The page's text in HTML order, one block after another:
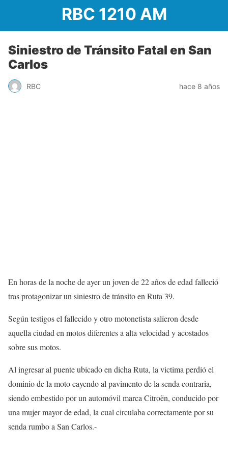
RBC 1210 AM
Siniestro de Tránsito Fatal en San
Carlos
RBC hace 8 años
En horas de la noche de ayer un joven de 22 años de edad falleció
tras protagonizar un siniestro de tránsito en Ruta 39.
Según testigos el fallecido y otro motonetista salieron desde
aquella ciudad en motos diferentes a alta velocidad y acostados
sobre sus motos.
Al ingresar al puente ubicado en dicha Ruta, la victima perdió el
dominio de la moto cayendo al pavimento de la senda contraria,
siendo embestido por un automóvil marca Citroën, conducido por
una mujer mayor de edad, la cual circulaba correctamente por su
senda rumbo a San Carlos.-